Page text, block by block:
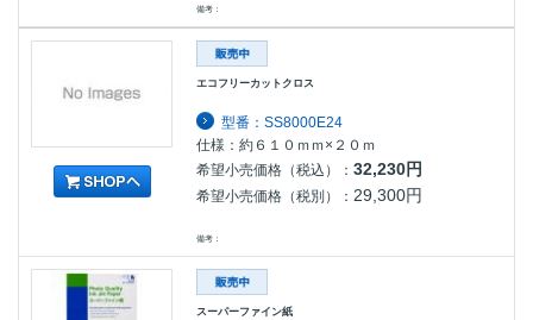
備考：
エコフリーカットクロス
型番：SS8000E24
仕様：約６１０ｍｍ×２０ｍ
希望小売価格（税込）：32,230円
希望小売価格（税別）： 29,300円
備考：
スーパーファイン紙